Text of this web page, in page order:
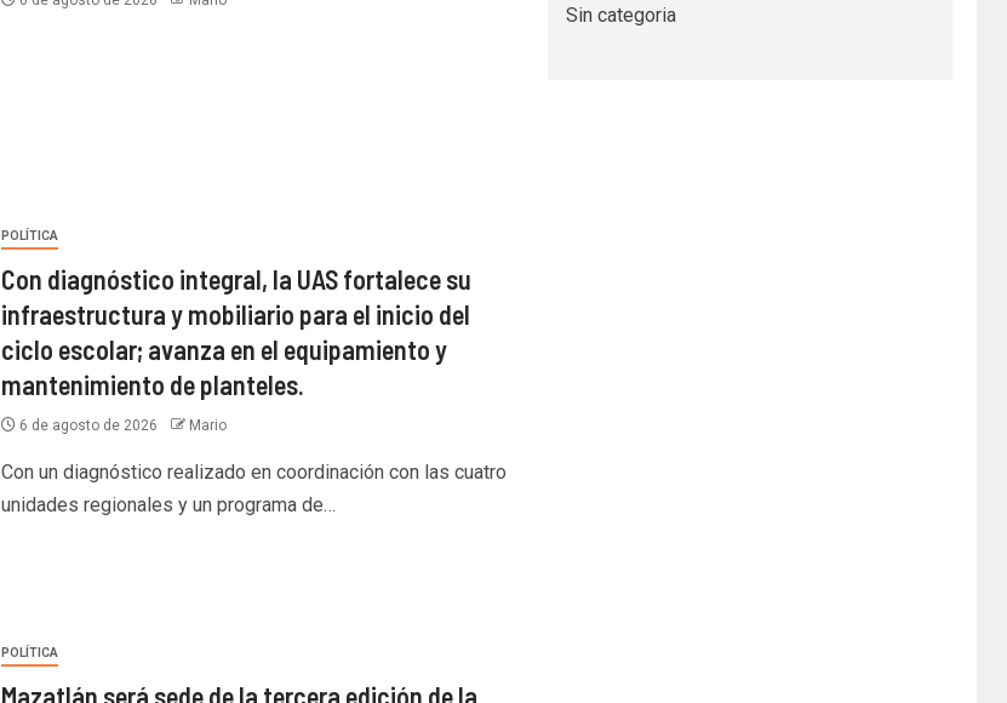
POLÍTICA
Con diagnóstico integral, la UAS fortalece su
infraestructura y mobiliario para el inicio del
ciclo escolar; avanza en el equipamiento y
mantenimiento de planteles.
6 de agosto de 2026 Mario
Con un diagnóstico realizado en coordinación con las cuatro
unidades regionales y un programa de…
POLÍTICA
Mazatlán será sede de la tercera edición de la
Sin categoria